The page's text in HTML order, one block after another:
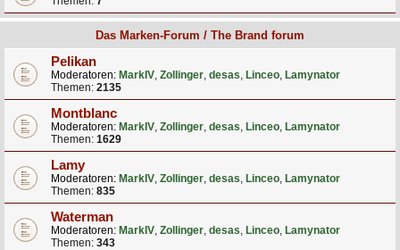
Das Marken-Forum / The Brand forum
Pelikan
Moderatoren: MarkIV, Zollinger, desas, Linceo, Lamynator
Themen: 2135
Montblanc
Moderatoren: MarkIV, Zollinger, desas, Linceo, Lamynator
Themen: 1629
Lamy
Moderatoren: MarkIV, Zollinger, desas, Linceo, Lamynator
Themen: 835
Waterman
Moderatoren: MarkIV, Zollinger, desas, Linceo, Lamynator
Themen: 343